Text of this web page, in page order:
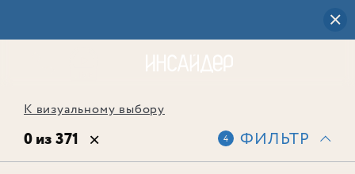
К визуальному выбору
0 из 371 4 ФИЛЬТР